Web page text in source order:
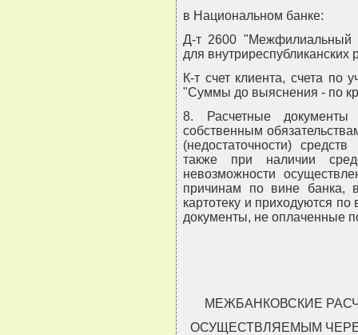
в Национальном банке:
Д-т 2600 "Межфилиальный
для внутриреспубликанских
К-т счет клиента, счета по
"Суммы до выяснения - по
8. Расчетные документы
собственным
(недостаточности)
также при наличии
невозможности
причинам по вине банка,
картотеку и приходуются
документы, не оплаченные
МЕЖБАНКОВСКИЕ
ОСУЩЕСТВЛЯЕМЫМ